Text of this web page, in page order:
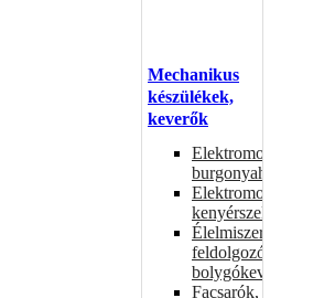
Mechanikus
készülékek,
keverők
Elektromos
burgonyahámozók
Elektromos
kenyérszeletelők
Élelmiszer-
feldolgozók –
bolygókeverők
Facsarók,